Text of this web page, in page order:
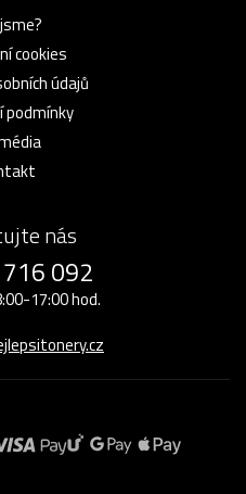
cookies
údajů
podmínky
nás
092
17:00 hod.